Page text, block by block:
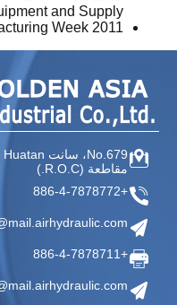
and Supply
Week 2011
No.679، سانت Zhongqiao، Huatan تايوان
مقاطعة (R.O.C.)
+886-4-7878772
+886-4-7878711